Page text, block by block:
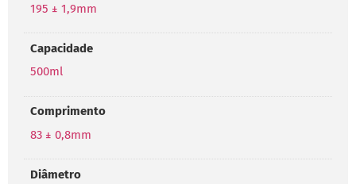
195 ± 1,9mm
Capacidade
500ml
Comprimento
83 ± 0,8mm
Diâmetro